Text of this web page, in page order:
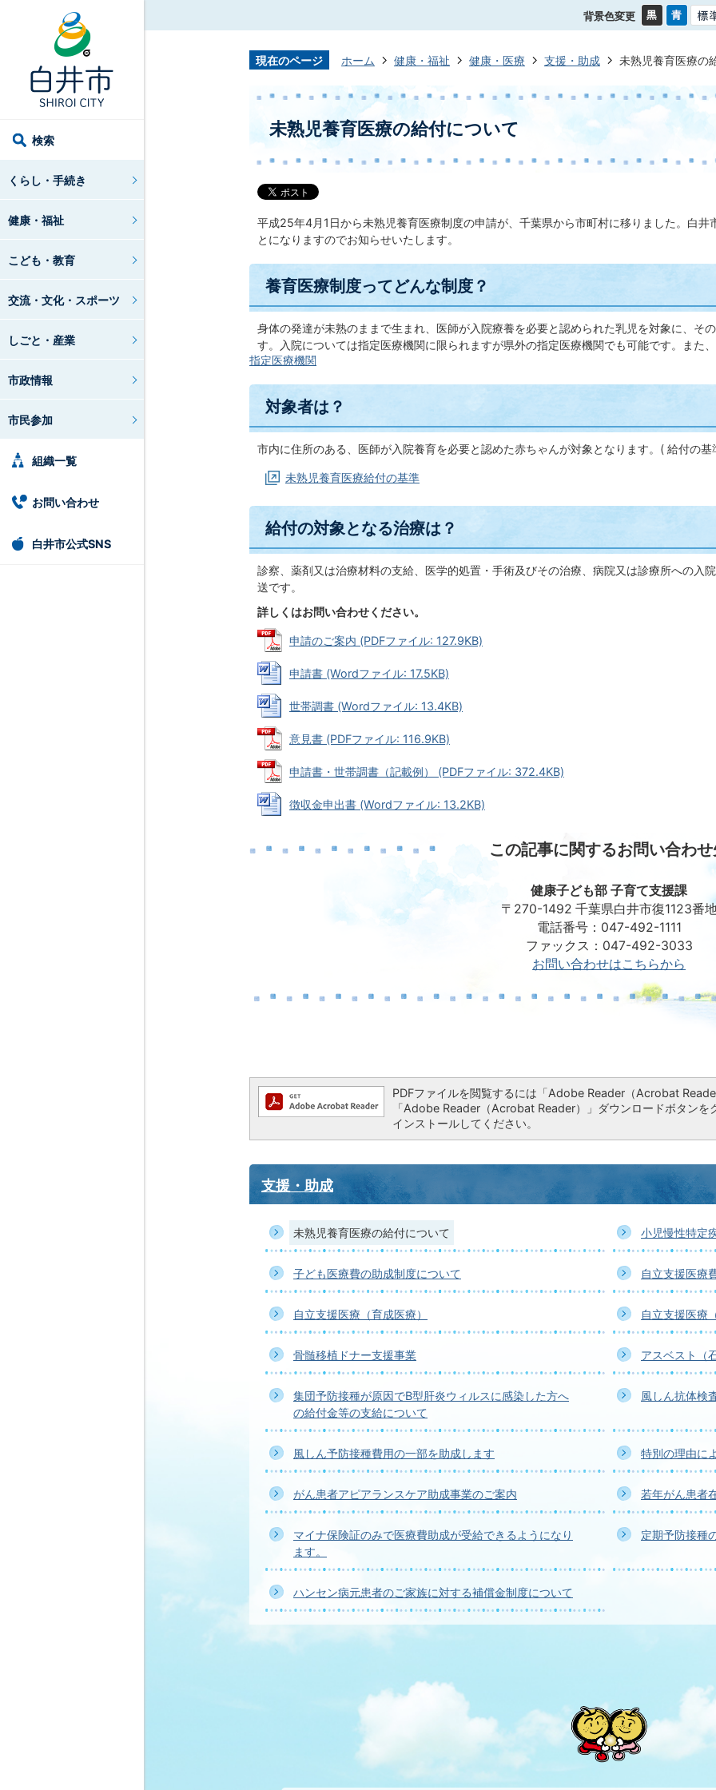
検索
くらし・手続き
健康・福祉
こども・教育
交流・文化・スポーツ
しごと・産業
市政情報
市民参加
組織一覧
お問い合わせ
白井市公式SNS
背景色変更
現在のページ ホーム 健康・福祉 健康・医療 支援・助成 未熟児養育医療の
未熟児養育医療の給付について
平成25年4月1日から未熟児養育医療制度の申請が、千葉県から市町村に移りました。白
とになりますのでお知らせいたします。
養育医療制度ってどんな制度？
身体の発達が未熟のままで生まれ、医師が入院療養を必要と認められた乳児を対象に、そ
す。入院については指定医療機関に限られますが県外の指定医療機関でも可能です。また
指定医療機関
対象者は？
市内に住所のある、医師が入院養育を必要と認めた赤ちゃんが対象となります。( 給付の基
未熟児養育医療給付の基準
給付の対象となる治療は？
診察、薬剤又は治療材料の支給、医学的処置・手術及びその治療、病院又は診療所への入
送です。
詳しくはお問い合わせください。
申請のご案内 (PDFファイル: 127.9KB)
申請書 (Wordファイル: 17.5KB)
世帯調書 (Wordファイル: 13.4KB)
意見書 (PDFファイル: 116.9KB)
申請書・世帯調書（記載例） (PDFファイル: 372.4KB)
徴収金申出書 (Wordファイル: 13.2KB)
この記事に関するお問い合わ
健康子ども部 子育て支援課
〒270-1492 千葉県白井市復1123番
電話番号：047-492-1111
ファックス：047-492-3033
お問い合わせはこちらから
PDFファイルを閲覧するには「Adobe Reader（Acrobat
「Adobe Reader（Acrobat Reader）」ダウンロードボタン
インストールしてください。
支援・助成
未熟児養育医療の給付について 小児慢性特定
子ども医療費の助成制度について 自立支援医療
自立支援医療（育成医療） 自立支援医療
骨髄移植ドナー支援事業 アスベスト（
集団予防接種が原因でB型肝炎ウィルスに感染した方へ
の給付金等の支給について
風しん抗体検
風しん予防接種費用の一部を助成します 特別の理由に
がん患者アピアランスケア助成事業のご案内 若年がん患者
マイナ保険証のみで医療費助成が受給できるようになり
ます。
定期予防接種
ハンセン病元患者のご家族に対する補償金制度について